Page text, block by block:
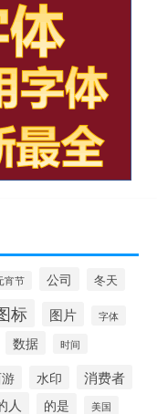
宵节 公司 冬天
标 图片 字体
数据 时间
水印 消费者
人 的是 美国